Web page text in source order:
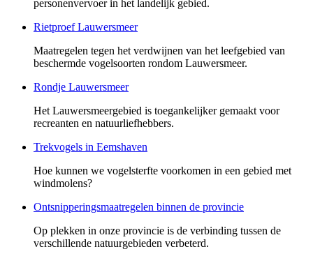
personenvervoer in het landelijk gebied.
Rietproef Lauwersmeer
Maatregelen tegen het verdwijnen van het leefgebied van
beschermde vogelsoorten rondom Lauwersmeer.
Rondje Lauwersmeer
Het Lauwersmeergebied is toegankelijker gemaakt voor
recreanten en natuurliefhebbers.
Trekvogels in Eemshaven
Hoe kunnen we vogelsterfte voorkomen in een gebied met
windmolens?
Ontsnipperingsmaatregelen binnen de provincie
Op plekken in onze provincie is de verbinding tussen de
verschillende natuurgebieden verbeterd.